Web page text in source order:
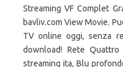
Streaming VF Complet
bavliv.com View Movie.
TV online oggi, senza
download! Rete
streaming ita, Blu